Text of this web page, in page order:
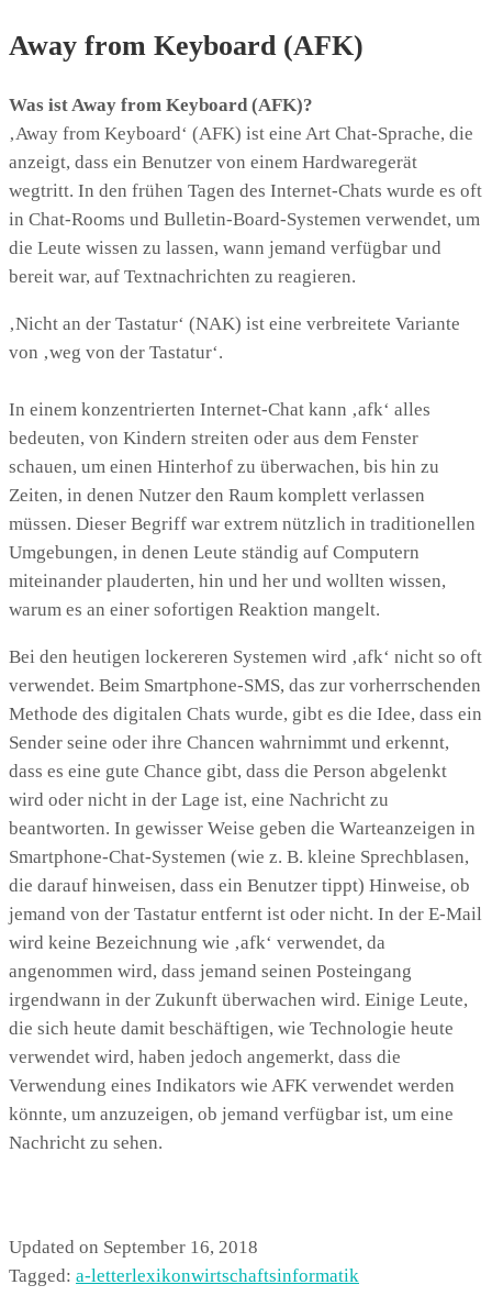
Away from Keyboard (AFK)
Was ist Away from Keyboard (AFK)?
‚Away from Keyboard‘ (AFK) ist eine Art Chat-Sprache, die
anzeigt, dass ein Benutzer von einem Hardwaregerät
wegtritt. In den frühen Tagen des Internet-Chats wurde es oft
in Chat-Rooms und Bulletin-Board-Systemen verwendet, um
die Leute wissen zu lassen, wann jemand verfügbar und
bereit war, auf Textnachrichten zu reagieren.
‚Nicht an der Tastatur‘ (NAK) ist eine verbreitete Variante
von ‚weg von der Tastatur‘.
In einem konzentrierten Internet-Chat kann ‚afk‘ alles
bedeuten, von Kindern streiten oder aus dem Fenster
schauen, um einen Hinterhof zu überwachen, bis hin zu
Zeiten, in denen Nutzer den Raum komplett verlassen
müssen. Dieser Begriff war extrem nützlich in traditionellen
Umgebungen, in denen Leute ständig auf Computern
miteinander plauderten, hin und her und wollten wissen,
warum es an einer sofortigen Reaktion mangelt.
Bei den heutigen lockereren Systemen wird ‚afk‘ nicht so oft
verwendet. Beim Smartphone-SMS, das zur vorherrschenden
Methode des digitalen Chats wurde, gibt es die Idee, dass ein
Sender seine oder ihre Chancen wahrnimmt und erkennt,
dass es eine gute Chance gibt, dass die Person abgelenkt
wird oder nicht in der Lage ist, eine Nachricht zu
beantworten. In gewisser Weise geben die Warteanzeigen in
Smartphone-Chat-Systemen (wie z. B. kleine Sprechblasen,
die darauf hinweisen, dass ein Benutzer tippt) Hinweise, ob
jemand von der Tastatur entfernt ist oder nicht. In der E-Mail
wird keine Bezeichnung wie ‚afk‘ verwendet, da
angenommen wird, dass jemand seinen Posteingang
irgendwann in der Zukunft überwachen wird. Einige Leute,
die sich heute damit beschäftigen, wie Technologie heute
verwendet wird, haben jedoch angemerkt, dass die
Verwendung eines Indikators wie AFK verwendet werden
könnte, um anzuzeigen, ob jemand verfügbar ist, um eine
Nachricht zu sehen.
Updated on September 16, 2018
Tagged: a-letterlexikonwirtschaftsinformatik